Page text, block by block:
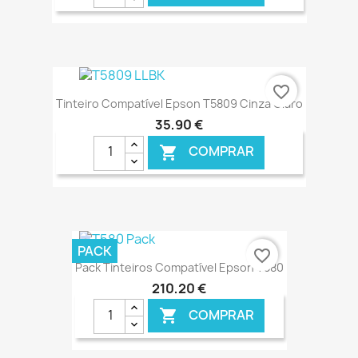
Tinteiro Compatível Epson T5809 Cinza Claro
35,90 €
 COMPRAR
€ ONLINE
favorite_border
Pack Tinteiros Compatível Epson T580
210,20 €
 COMPRAR
PACK favorite_border